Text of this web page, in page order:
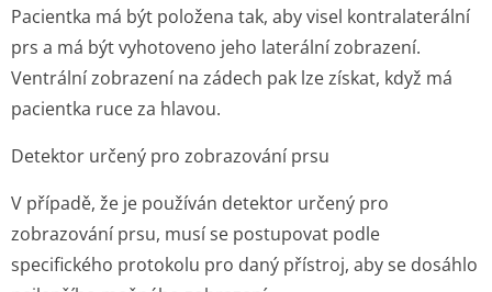
Pacientka má být položena tak, aby visel kontralaterální
prs a má být vyhotoveno jeho laterální zobrazení.
Ventrální zobrazení na zádech pak lze získat, když má
pacientka ruce za hlavou.
Detektor určený pro zobrazování prsu
V případě, že je používán detektor určený pro
zobrazování prsu, musí se postupovat podle
specifického protokolu pro daný přístroj, aby se dosáhlo